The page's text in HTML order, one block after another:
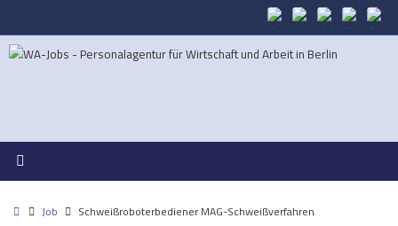
springen
StartJob Schweißroboterbediener MAG-Schweißverfahren